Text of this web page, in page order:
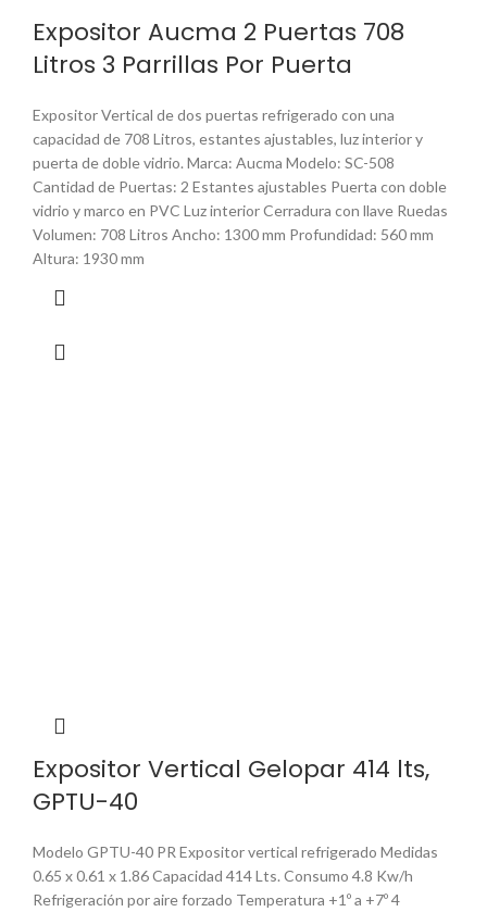
Expositor Aucma 2 Puertas 708
Litros 3 Parrillas Por Puerta
Expositor Vertical de dos puertas refrigerado con una
capacidad de 708 Litros, estantes ajustables, luz interior y
puerta de doble vidrio. Marca: Aucma Modelo: SC-508
Cantidad de Puertas: 2 Estantes ajustables Puerta con doble
vidrio y marco en PVC Luz interior Cerradura con llave Ruedas
Volumen: 708 Litros Ancho: 1300 mm Profundidad: 560 mm
Altura: 1930 mm
Expositor Vertical Gelopar 414 lts,
GPTU-40
Modelo GPTU-40 PR Expositor vertical refrigerado Medidas
0.65 x 0.61 x 1.86 Capacidad 414 Lts. Consumo 4.8 Kw/h
Refrigeración por aire forzado Temperatura +1º a +7º 4